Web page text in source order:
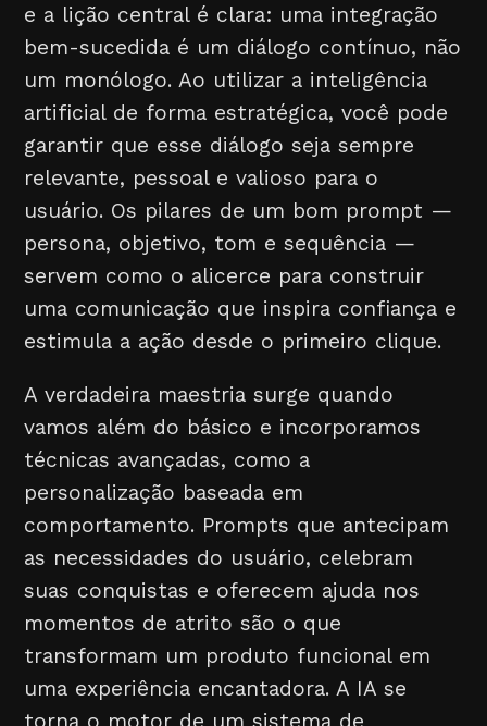
e a lição central é clara: uma integração
bem-sucedida é um diálogo contínuo, não
um monólogo. Ao utilizar a inteligência
artificial de forma estratégica, você pode
garantir que esse diálogo seja sempre
relevante, pessoal e valioso para o
usuário. Os pilares de um bom prompt —
persona, objetivo, tom e sequência —
servem como o alicerce para construir
uma comunicação que inspira confiança e
estimula a ação desde o primeiro clique.
A verdadeira maestria surge quando
vamos além do básico e incorporamos
técnicas avançadas, como a
personalização baseada em
comportamento. Prompts que antecipam
as necessidades do usuário, celebram
suas conquistas e oferecem ajuda nos
momentos de atrito são o que
transformam um produto funcional em
uma experiência encantadora. A IA se